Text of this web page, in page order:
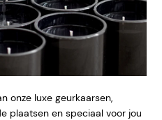
onze luxe geurkaarsen,
plaatsen en speciaal voor jou